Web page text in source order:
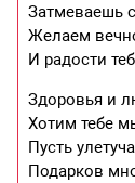
Затмеваешь
Желаем
И радости
Здоровья и
Хотим тебе
Пусть
Подарков